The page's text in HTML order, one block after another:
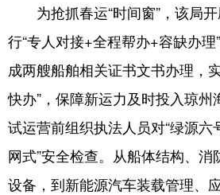
为抢抓春运“时间窗”，该局开
行“专人对接+全程帮办+容缺办
成两艘船舶相关证书文书办理，
快办”，保障新运力及时投入琼
试运营前组织执法人员对“绿源六
网式”安全检查。从船体结构、
设备，到新能源汽车装载管理、